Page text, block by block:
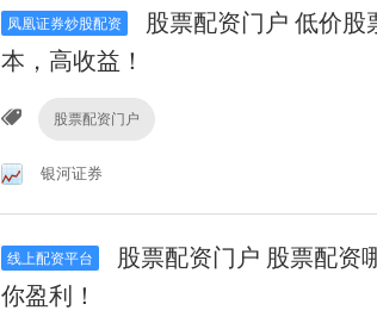
凤凰证券炒股配资
股票配资门户 低价
本，高收益！
股票配资门户
银河证券
线上配资平台
股票配资门户 股票配资
你盈利！